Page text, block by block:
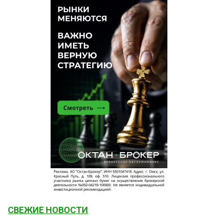
СВЕЖИЕ НОВОСТИ